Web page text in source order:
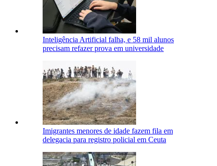
Inteligência Artificial falha, e 58 mil alunos
precisam refazer prova em universidade
Imigrantes menores de idade fazem fila em
delegacia para registro policial em Ceuta